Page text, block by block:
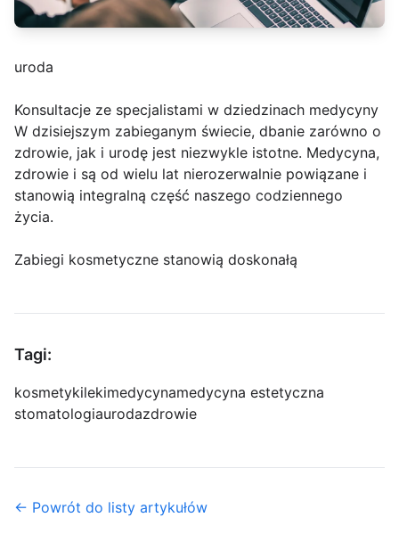
uroda
Konsultacje ze specjalistami w dziedzinach medycyny
W dzisiejszym zabieganym świecie, dbanie zarówno o
zdrowie, jak i urodę jest niezwykle istotne. Medycyna,
zdrowie i są od wielu lat nierozerwalnie powiązane i
stanowią integralną część naszego codziennego
życia.
Zabiegi kosmetyczne stanowią doskonałą
Tagi:
kosmetykilekimedycynamedycyna estetyczna
stomatologiaurodazdrowie
← Powrót do listy artykułów